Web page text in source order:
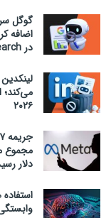
گوگل
اضافه
در AI Search
می‌کند؛
۲۰۲۶
دلار